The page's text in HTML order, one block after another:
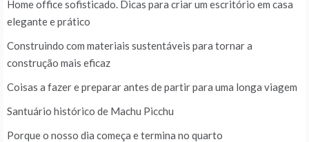
Home office sofisticado. Dicas para criar um escritório em casa
elegante e prático
Construindo com materiais sustentáveis para tornar a
construção mais eficaz
Coisas a fazer e preparar antes de partir para uma longa viagem
Santuário histórico de Machu Picchu
Porque o nosso dia começa e termina no quarto